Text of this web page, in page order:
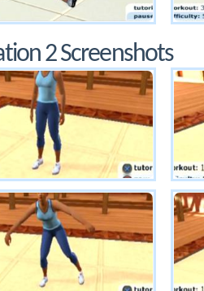
2 Screenshots